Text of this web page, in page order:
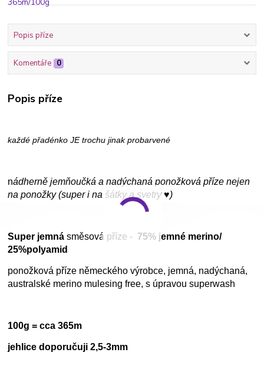
Popis příze
Komentáře 0
Popis příze
každé přadénko JE trochu jinak probarvené
nádherně jemňoučká a nadýchaná ponožková příze nejen
na ponožky (super i na šátky a svetry ♥)
Super jemná směsová příze - 75% jemné merino/
25%polyamid
ponožková příze německého výrobce, jemná, nadýchaná,
australské merino mulesing free, s úpravou superwash
100g = cca 365m
jehlice doporučuji 2,5-3mm